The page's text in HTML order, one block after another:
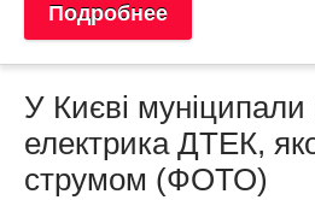
Подробнее
У Києві
електрика ДТЕК,
струмом (ФОТО)